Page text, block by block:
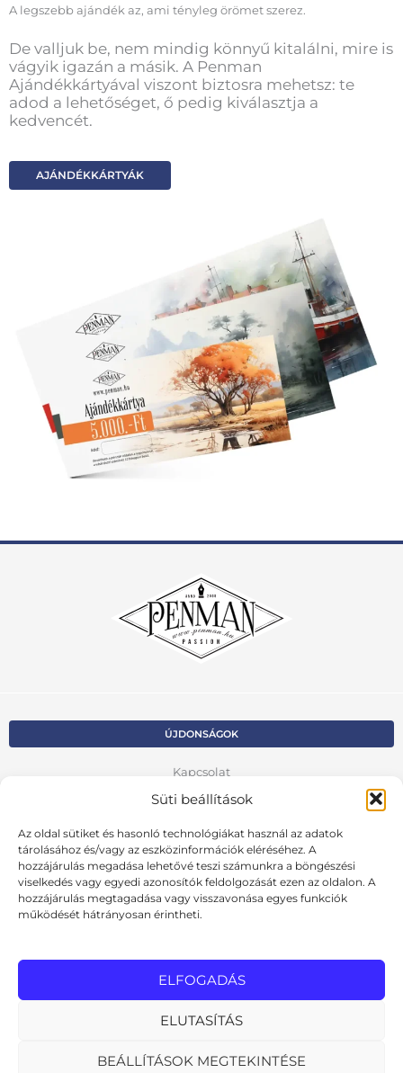
Süti beállítások
Az oldal sütiket és hasonló technológiákat használ az adatok
tárolásához és/vagy az eszközinformációk eléréséhez. A
hozzájárulás megadása lehetővé teszi számunkra a böngészési
viselkedés vagy egyedi azonosítók feldolgozását ezen az oldalon. A
hozzájárulás megtagadása vagy visszavonása egyes funkciók
működését hátrányosan érintheti.
ELFOGADÁS
ELUTASÍTÁS
BEÁLLÍTÁSOK MEGTEKINTÉSE
A legszebb ajándék az, ami tényleg örömet szerez.
De valljuk be, nem mindig könnyű kitalálni, mire is
vágyik igazán a másik. A Penman
Ajándékkártyával viszont biztosra mehetsz: te
adod a lehetőséget, ő pedig kiválasztja a
kedvencét.
AJÁNDÉKKÁRTYÁK
ÚJDONSÁGOK
Kapcsolat
Kosár
Fiók
Adatvédelmi szabályzat
VISSZA AZ ELŐZŐ OLDALRA
Cookie szabályzat
MInden jog fenntartva